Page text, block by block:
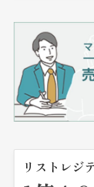
リストレジ